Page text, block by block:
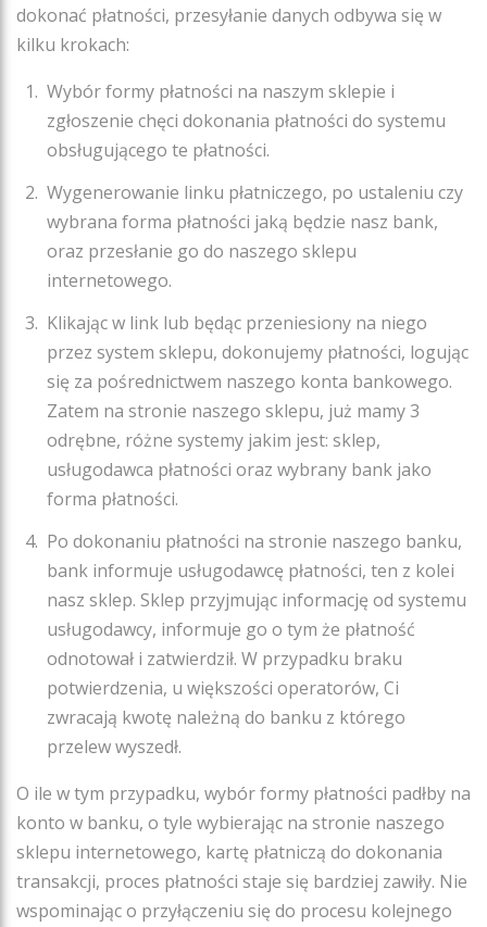
dokonać płatności, przesyłanie danych odbywa się w
kilku krokach:
Wybór formy płatności na naszym sklepie i
zgłoszenie chęci dokonania płatności do systemu
obsługującego te płatności.
Wygenerowanie linku płatniczego, po ustaleniu czy
wybrana forma płatności jaką będzie nasz bank,
oraz przesłanie go do naszego sklepu
internetowego.
Klikając w link lub będąc przeniesiony na niego
przez system sklepu, dokonujemy płatności, logując
się za pośrednictwem naszego konta bankowego.
Zatem na stronie naszego sklepu, już mamy 3
odrębne, różne systemy jakim jest: sklep,
usługodawca płatności oraz wybrany bank jako
forma płatności.
Po dokonaniu płatności na stronie naszego banku,
bank informuje usługodawcę płatności, ten z kolei
nasz sklep. Sklep przyjmując informację od systemu
usługodawcy, informuje go o tym że płatność
odnotował i zatwierdził. W przypadku braku
potwierdzenia, u większości operatorów, Ci
zwracają kwotę należną do banku z którego
przelew wyszedł.
O ile w tym przypadku, wybór formy płatności padłby na
konto w banku, o tyle wybierając na stronie naszego
sklepu internetowego, kartę płatniczą do dokonania
transakcji, proces płatności staje się bardziej zawiły. Nie
wspominając o przyłączeniu się do procesu kolejnego